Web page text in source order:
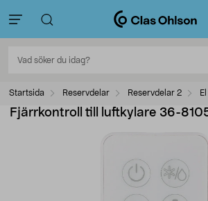
Startsida Reservdelar Reservdelar 2
Fjärrkontroll till luftkylare 36-